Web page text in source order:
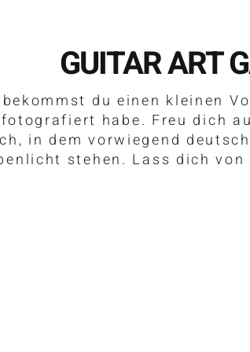
GUITAR ART
du einen kleinen
habe. Freu dich
in dem vorwiegend
stehen. Lass dich